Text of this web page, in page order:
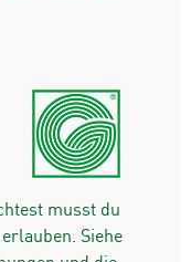
musst du
Siehe